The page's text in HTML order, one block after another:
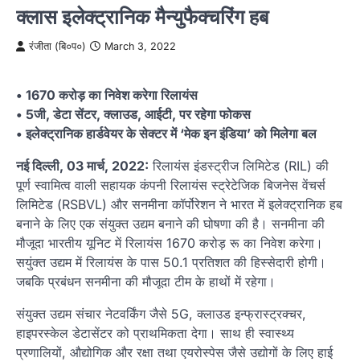
क्लास इलेक्ट्रानिक मैन्युफैक्चरिंग हब
रंजीता (बि०प०) March 3, 2022
• 1670 करोड़ का निवेश करेगा रिलायंस
• 5जी, डेटा सेंटर, क्लाउड, आईटी, पर रहेगा फोकस
• इलेक्ट्रानिक हार्डवेयर के सेक्टर में ‘मेक इन इंडिया’ को मिलेगा बल
नई दिल्ली, 03 मार्च, 2022: रिलायंस इंडस्ट्रीज लिमिटेड (RIL) की
पूर्ण स्वामित्व वाली सहायक कंपनी रिलायंस स्ट्रेटेजिक बिजनेस वेंचर्स
लिमिटेड (RSBVL) और सनमीना कॉर्पोरेशन ने भारत में इलेक्ट्रानिक हब
बनाने के लिए एक संयुक्त उद्यम बनाने की घोषणा की है। सनमीना की
मौजूदा भारतीय यूनिट में रिलायंस 1670 करोड़ रू का निवेश करेगा।
सयुंक्त उद्यम में रिलायंस के पास 50.1 प्रतिशत की हिस्सेदारी होगी।
जबकि प्रबंधन सनमीना की मौजूदा टीम के हाथों में रहेगा।
संयुक्त उद्यम संचार नेटवर्किंग जैसे 5G, क्लाउड इन्फ्रास्ट्रक्चर,
हाइपरस्केल डेटासेंटर को प्राथमिकता देगा। साथ ही स्वास्थ्य
प्रणालियों, औद्योगिक और रक्षा तथा एयरोस्पेस जैसे उद्योगों के लिए हाई